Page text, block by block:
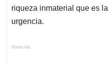
riqueza inmaterial que es
urgencia.
Anuncios.